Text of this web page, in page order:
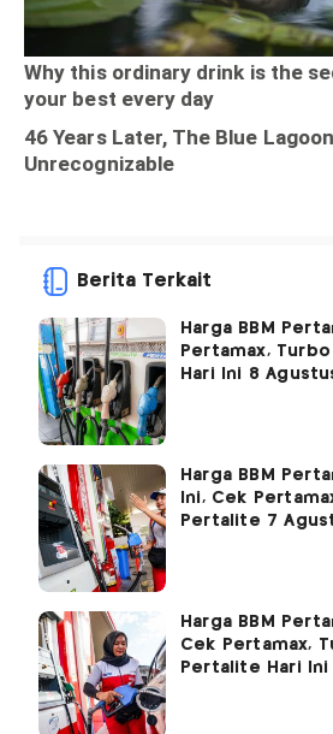
Berita Terkait
Harga BBM
Pertamax,
Hari Ini 8
Harga BBM
Ini, Cek
Pertalite 7
Harga BBM
Cek Pertamax,
Pertalite Hari